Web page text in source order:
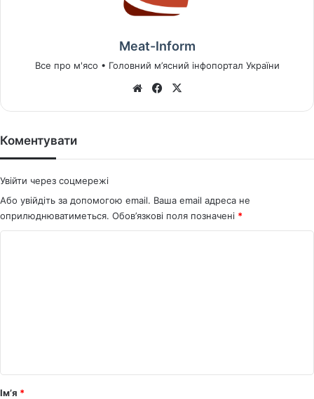
Meat-Inform
Все про м'ясо • Головний м’ясний інфопортал України
We
Fa
Коментувати
Увійти через соцмережі
Або увійдіть за допомогою email. Ваша email адреса не
оприлюднюватиметься. Обов’язкові поля позначені *
рІм’я *